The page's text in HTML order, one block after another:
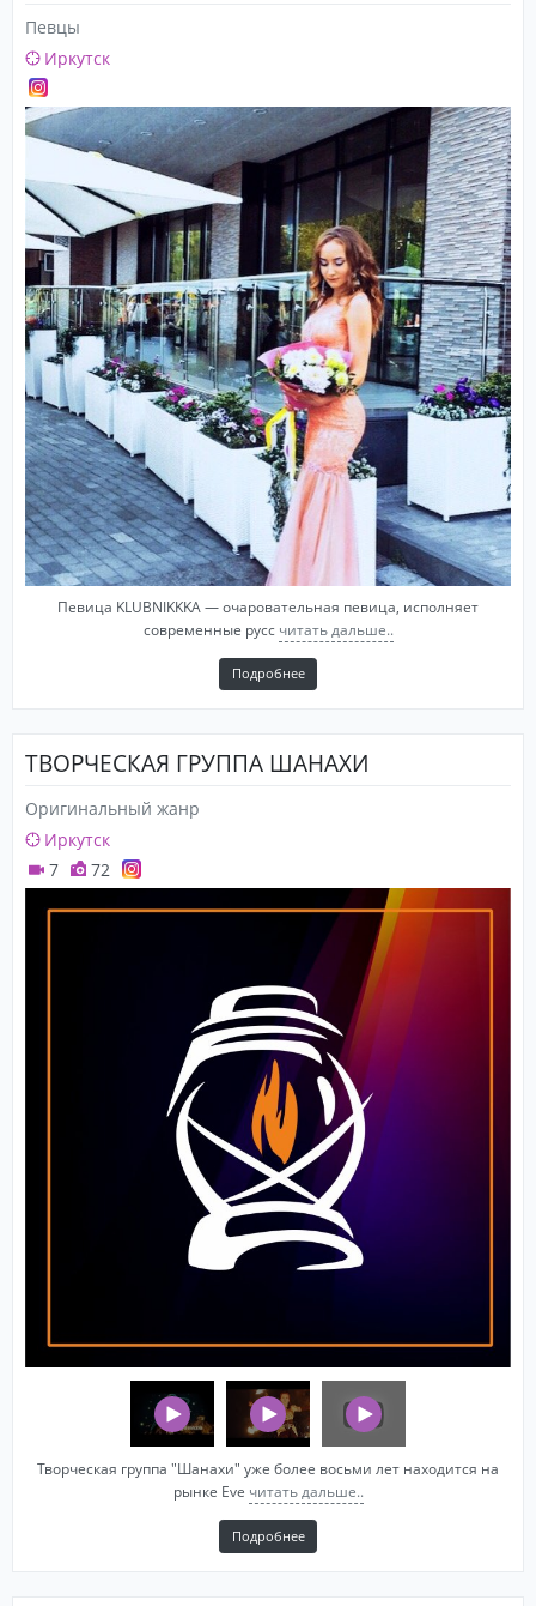
Певцы
Иркутск
Певица KLUBNIKKKA — очаровательная певица, исполняет
современные русс читать дальше..
Подробнее
ТВОРЧЕСКАЯ ГРУППА ШАНАХИ
Оригинальный жанр
Иркутск
7
72
Творческая группа "Шанахи" уже более восьми лет находится на
рынке Eve читать дальше..
Подробнее